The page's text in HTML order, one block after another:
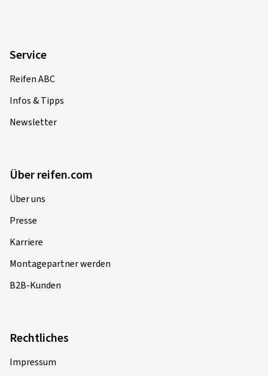
Service
Reifen ABC
Infos & Tipps
Newsletter
Über reifen.com
Über uns
Presse
Karriere
Montagepartner werden
B2B-Kunden
Rechtliches
Impressum